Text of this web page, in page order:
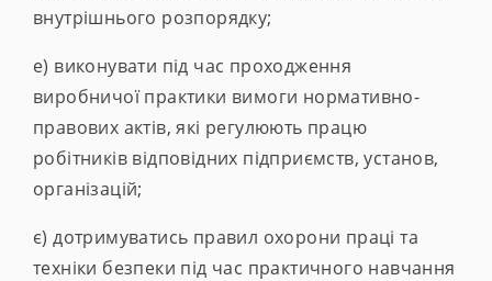
внутрішнього розпорядку;
е) виконувати під час проходження
виробничої практики вимоги нормативно-
правових актів, які регулюють працю
робітників відповідних підприємств, установ,
організацій;
є) дотримуватись правил охорони праці та
техніки безпеки під час практичного навчання